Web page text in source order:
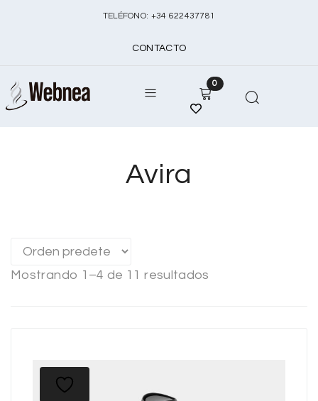
TELÉFONO: +34 622437781
CONTACTO
0
Avira
Mostrando 1–4 de 11 resultados